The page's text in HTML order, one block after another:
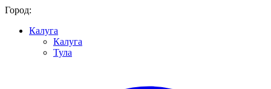
Город:
Калуга
Калуга
Тула